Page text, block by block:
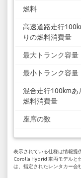
燃料
高速道路走行
りの燃料消費量
最大トランク容量
最小トランク容量
混合走行100kmあ
燃料消費量
座席の数
表示されている仕様は情報提
Corolla Hybrid 車両モデルと
は、指定されたレンタカー会